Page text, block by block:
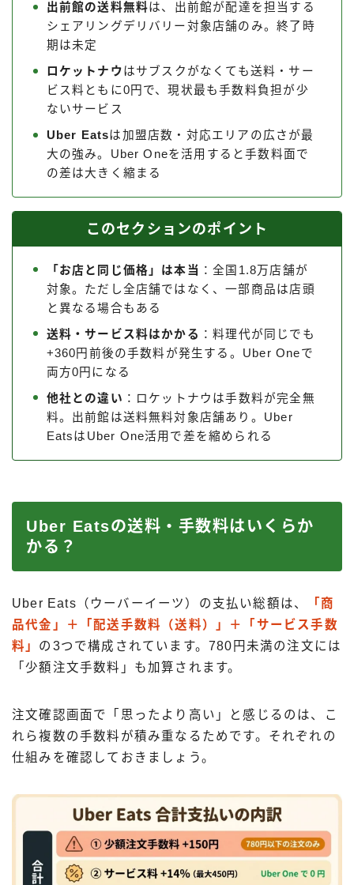
出前館の送料無料は、出前館が配達を担当する
シェアリングデリバリー対象店舗のみ。終了時
期は未定
ロケットナウはサブスクがなくても送料・サー
ビス料ともに0円で、現状最も手数料負担が少
ないサービス
Uber Eatsは加盟店数・対応エリアの広さが最
大の強み。Uber Oneを活用すると手数料面で
の差は大きく縮まる
このセクションのポイント
「お店と同じ価格」は本当 ：全国1.8万店舗が
対象。ただし全店舗ではなく、一部商品は店頭
と異なる場合もある
送料・サービス料はかかる ：料理代が同じでも
+360円前後の手数料が発生する。Uber Oneで
両方0円になる
他社との違い ：ロケットナウは手数料が完全無
料。出前館は送料無料対象店舗あり。Uber
EatsはUber One活用で差を縮められる
Uber Eatsの送料・手数料はいくらか
かる？
Uber Eats（ウーバーイーツ）の支払い総額は、
「商
品代金」＋「配送手数料（送料）」＋「サービス手数
料」 の3つで構成されています。780円未満の注文には
「少額注文手数料」も加算されます。
注文確認画面で「思ったより高い」と感じるのは、こ
れら複数の手数料が積み重なるためです。それぞれの
仕組みを確認しておきましょう。